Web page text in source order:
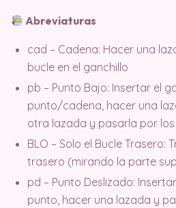
Abreviaturas
cad – Cadena: Hacer una
bucle en el ganchillo
pb – Punto Bajo: Insertar el
punto/cadena, hacer una
otra lazada y pasarla por los
BLO – Solo el Bucle Trasero:
trasero (mirando la parte
pd – Punto Deslizado:
punto, hacer una lazada y